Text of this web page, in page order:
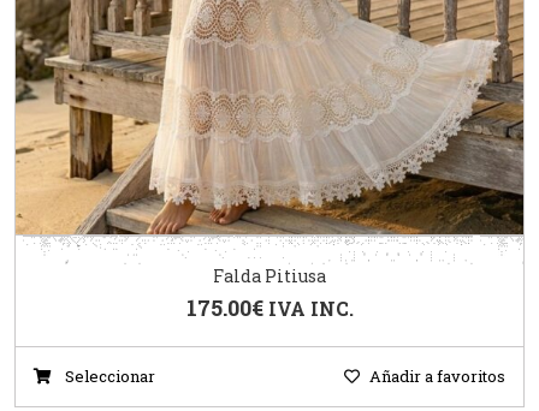
Falda Pitiusa
175.00€ IVA INC.
Seleccionar Añadir a favoritos